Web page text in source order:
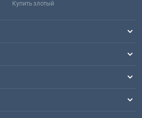
Купить злотый